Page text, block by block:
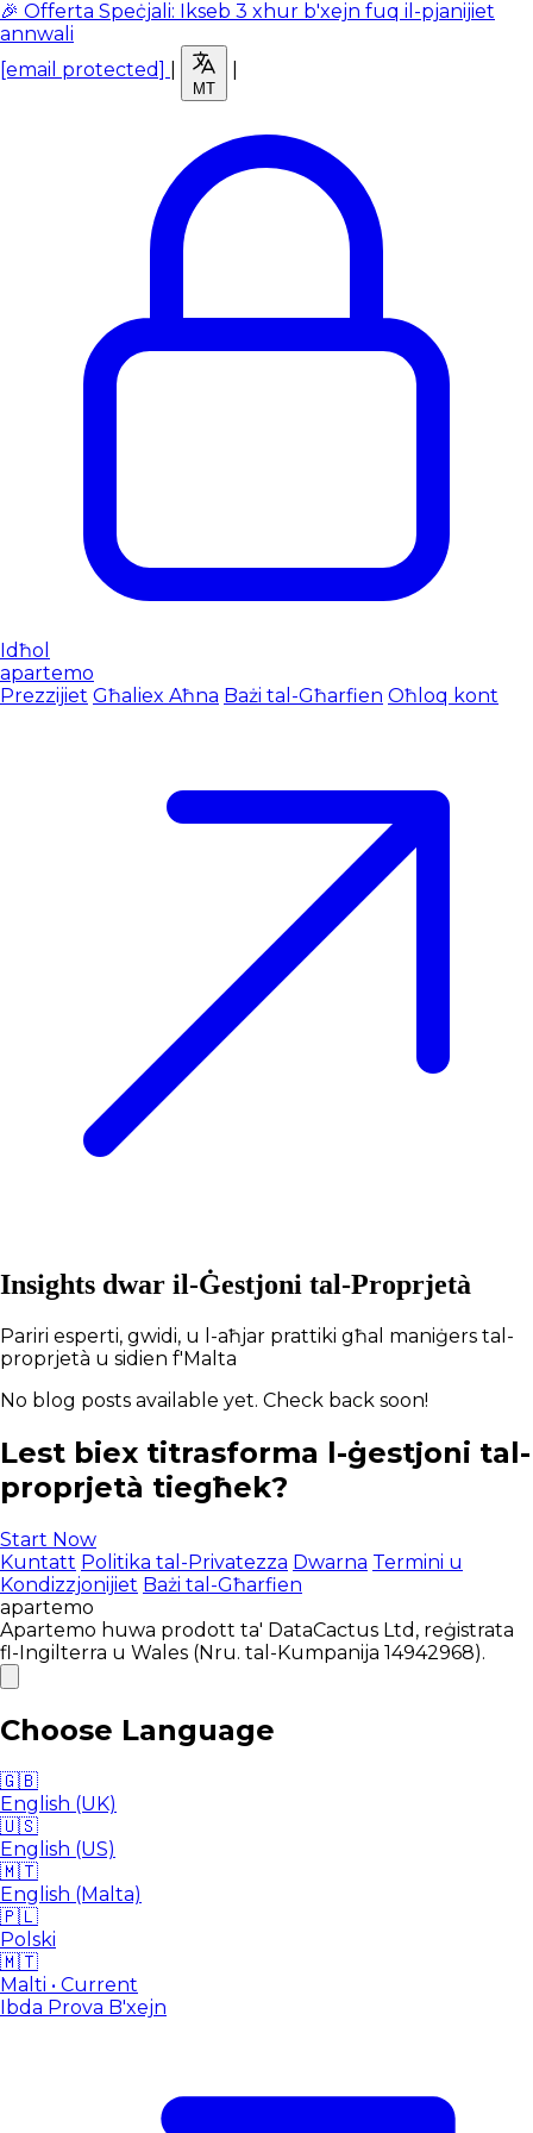
🎉 Offerta Speċjali: Ikseb 3 xhur b'xejn fuq il-pjanijiet
annwali
[email protected]
MT
Idħol
apartemo
Prezzijiet Għaliex Aħna Bażi tal-Għarfien Oħloq kont
Insights dwar il-Ġestjoni tal-Proprjetà
Pariri esperti, gwidi, u l-aħjar prattiki għal maniġers tal-
proprjetà u sidien f'Malta
No blog posts available yet. Check back soon!
Lest biex titrasforma l-ġestjoni tal-
proprjetà tiegħek?
Start Now
Kuntatt Politika tal-Privatezza Dwarna Termini u
Kondizzjonijiet Bażi tal-Għarfien
apartemo
Apartemo huwa prodott ta' DataCactus Ltd, reġistrata
fl-Ingilterra u Wales (Nru. tal-Kumpanija 14942968).
Choose Language
🇬🇧
English (UK)
🇺🇸
English (US)
🇲🇹
English (Malta)
🇵🇱
Polski
🇲🇹
Malti • Current
Ibda Prova B'xejn